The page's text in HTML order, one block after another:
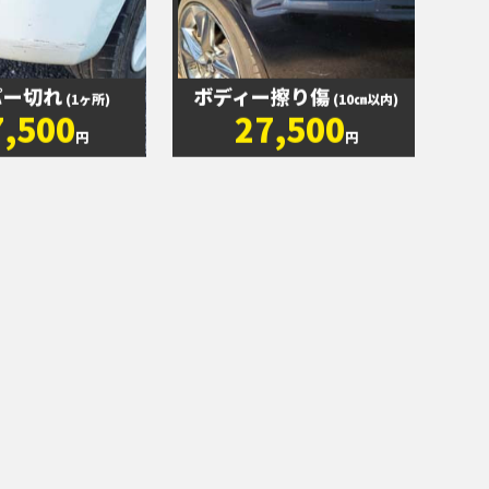
切れ (1ヶ所)
円
ボディー擦り傷 (10㎝以内)
27,500円